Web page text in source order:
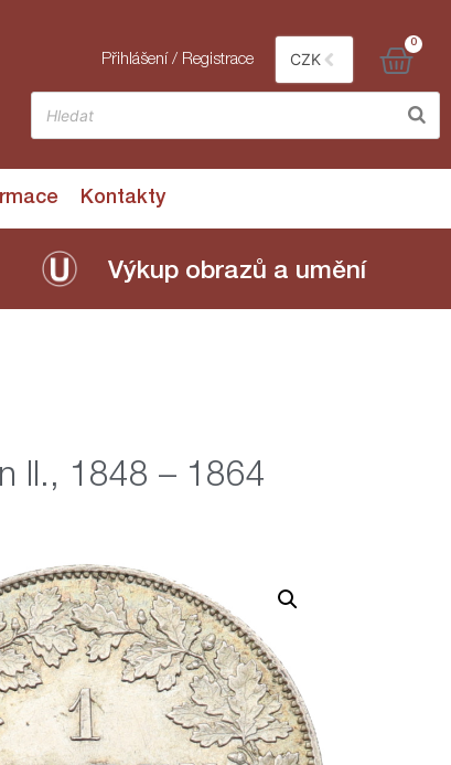
Přihlášení / Registrace CZK
0
Kontakty
Výkup obrazů a umění
II., 1848 – 1864